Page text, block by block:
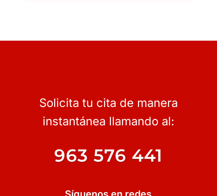
Solicita tu cita de manera
instantánea llamando al:
963 576 441